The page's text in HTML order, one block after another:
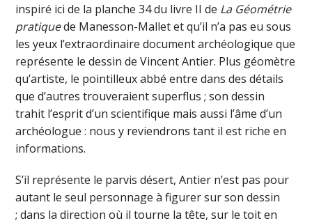
inspiré ici de la planche 34 du livre II de La Géométrie
pratiquede Manesson-Mallet et qu’il n’a pas eu sous
les yeux l’extraordinaire document archéologique que
représente le dessin de Vincent Antier. Plus géomètre
qu’artiste, le pointilleux abbé entre dans des détails
que d’autres trouveraient superflus ; son dessin
trahit l’esprit d’un scientifique mais aussi l’âme d’un
archéologue : nous y reviendrons tant il est riche en
informations.
S’il représente le parvis désert, Antier n’est pas pour
autant le seul personnage à figurer sur son dessin
; dans la direction où il tourne la tête, sur le toit en